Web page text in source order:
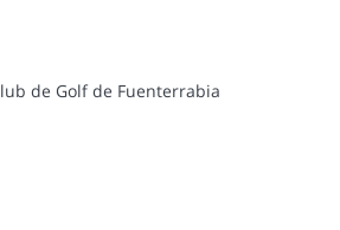
de Golf de Fuenterrabia